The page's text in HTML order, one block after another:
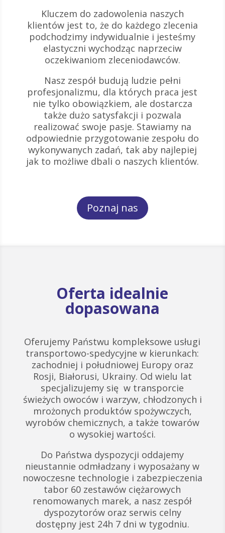
Kluczem do zadowolenia naszych
klientów jest to, że do każdego zlecenia
podchodzimy indywidualnie i jesteśmy
elastyczni wychodząc naprzeciw
oczekiwaniom zleceniodawców.
Nasz zespół budują ludzie pełni
profesjonalizmu, dla których praca jest
nie tylko obowiązkiem, ale dostarcza
także dużo satysfakcji i pozwala
realizować swoje pasje. Stawiamy na
odpowiednie przygotowanie zespołu do
wykonywanych zadań, tak aby najlepiej
jak to możliwe dbali o naszych klientów.
Poznaj nas
Oferta idealnie
dopasowana
Oferujemy Państwu kompleksowe usługi
transportowo-spedycyjne w kierunkach:
zachodniej i południowej Europy oraz
Rosji, Białorusi, Ukrainy. Od wielu lat
specjalizujemy się w transporcie
świeżych owoców i warzyw, chłodzonych i
mrożonych produktów spożywczych,
wyrobów chemicznych, a także towarów
o wysokiej wartości.
Do Państwa dyspozycji oddajemy
nieustannie odmładzany i wyposażany w
nowoczesne technologie i zabezpieczenia
tabor 60 zestawów ciężarowych
renomowanych marek, a nasz zespół
dyspozytorów oraz serwis celny
dostępny jest 24h 7 dni w tygodniu.